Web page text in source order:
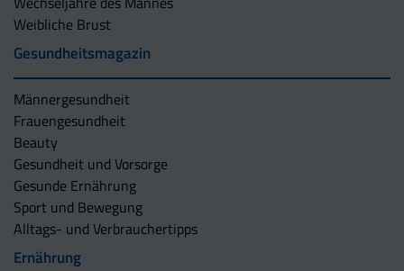
Weibliche Brust
Gesundheitsmagazin
Männergesundheit
Frauengesundheit
Beauty
Gesundheit und Vorsorge
Gesunde Ernährung
Sport und Bewegung
Alltags- und Verbrauchertipps
Ernährung